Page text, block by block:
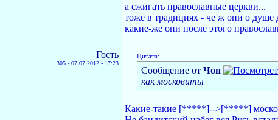
а сжигать православные церкви...
тоже в традициях - че ж они о душе
какие-же они после этого
Гость
305 - 07.07.2012 - 17:23
Цитата:
Сообщение от Чoп
как московиты
Какие-такие [*****]-->[*****]